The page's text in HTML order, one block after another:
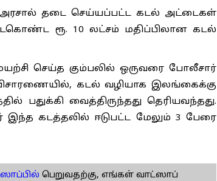
அரசால் தடை செய்யப்பட்ட கடல் அட்டைகள்
ரூ. 10 லட்சம் மதிப்பிலான கடல்
செய்த கும்பலில் ஒருவரை போலீசார்
கடல் வழியாக இலங்கைக்கு
பதுக்கி வைத்திருந்தது தெரியவந்தது.
கடத்தலில் ஈடுபட்ட மேலும் 3 பேரை
பெறுவதற்கு, எங்கள் வாட்ஸாப்